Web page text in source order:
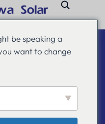
be speaking a
want to change